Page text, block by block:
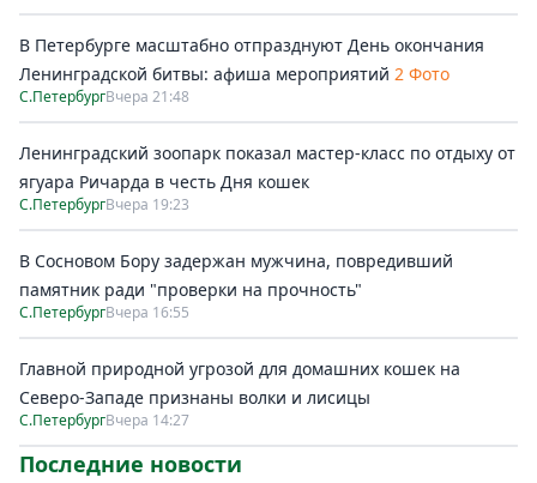
В Петербурге масштабно отпразднуют День окончания
Ленинградской битвы: афиша мероприятий 2 Фото
С.ПетербургВчера 21:48
Ленинградский зоопарк показал мастер-класс по отдыху от
ягуара Ричарда в честь Дня кошек
С.ПетербургВчера 19:23
В Сосновом Бору задержан мужчина, повредивший
памятник ради "проверки на прочность"
С.ПетербургВчера 16:55
Главной природной угрозой для домашних кошек на
Северо-Западе признаны волки и лисицы
С.ПетербургВчера 14:27
Последние новости